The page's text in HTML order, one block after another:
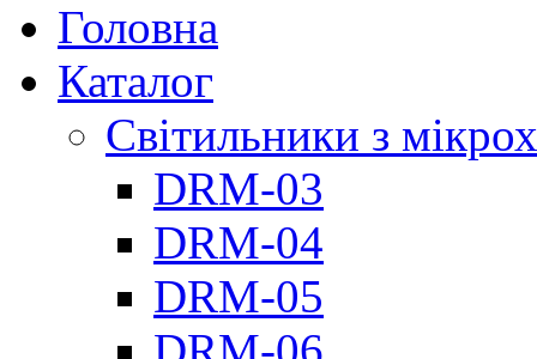
Головна
Каталог
Світильники з
DRM-03
DRM-04
DRM-05